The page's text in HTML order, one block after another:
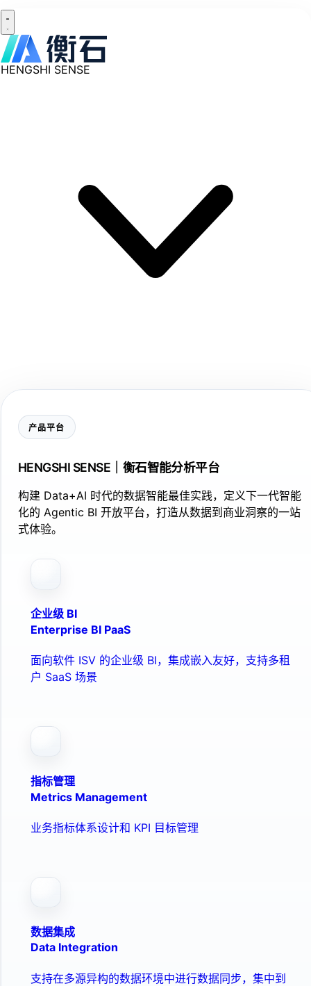
HENGSHI SENSE
产品平台
HENGSHI SENSE｜衡石智能分析平台
构建 Data+AI 时代的数据智能最佳实践，定义下一代智能
化的 Agentic BI 开放平台，打造从数据到商业洞察的一站
式体验。
企业级 BI
Enterprise BI PaaS
面向软件 ISV 的企业级 BI，集成嵌入友好，支持多租
户 SaaS 场景
指标管理
Metrics Management
业务指标体系设计和 KPI 目标管理
数据集成
Data Integration
支持在多源异构的数据环境中进行数据同步，集中到